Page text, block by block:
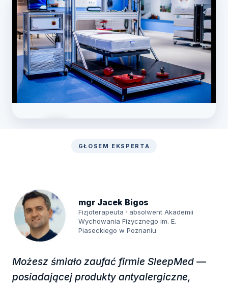
GŁOSEM EKSPERTA
Możesz śmiało zaufać firmie SleepMed —
posiadającej produkty antyalergiczne,
mgr Jacek Bigos
Fizjoterapeuta · absolwent Akademii
Wychowania Fizycznego im. E.
Piaseckiego w Poznaniu